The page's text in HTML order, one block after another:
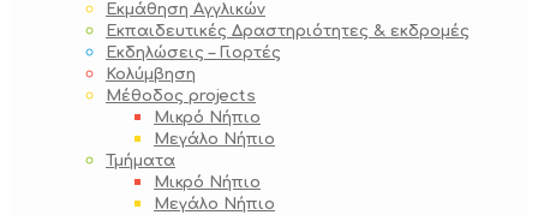
Εκμάθηση Αγγλικών
Εκπαιδευτικές Δραστηριότητες & εκδρομές
Εκδηλώσεις – Γιορτές
Κολύμβηση
Μέθοδος projects
Μικρό Νήπιο
Μεγάλο Νήπιο
Τμήματα
Μικρό Νήπιο
Μεγάλο Νήπιο